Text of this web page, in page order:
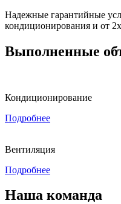
Надежные гарантийные
кондиционирования и от
Выполненные
Кондиционирование
Подробнее
Вентиляция
Подробнее
Наша команда